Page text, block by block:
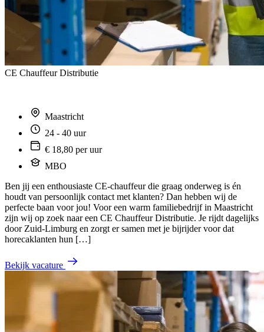
CE Chauffeur Distributie
Maastricht
24 - 40 uur
€ 18,80 per uur
MBO
Ben jij een enthousiaste CE-chauffeur die graag onderweg is én
houdt van persoonlijk contact met klanten? Dan hebben wij de
perfecte baan voor jou! Voor een warm familiebedrijf in Maastricht
zijn wij op zoek naar een CE Chauffeur Distributie. Je rijdt dagelijks
door Zuid-Limburg en zorgt er samen met je bijrijder voor dat
horecaklanten hun […]
Bekijk vacature